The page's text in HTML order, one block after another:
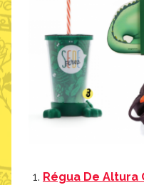
Régua De Altura